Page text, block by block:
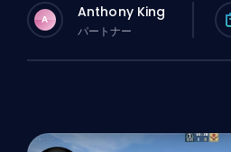
A Anthony King
パートナー